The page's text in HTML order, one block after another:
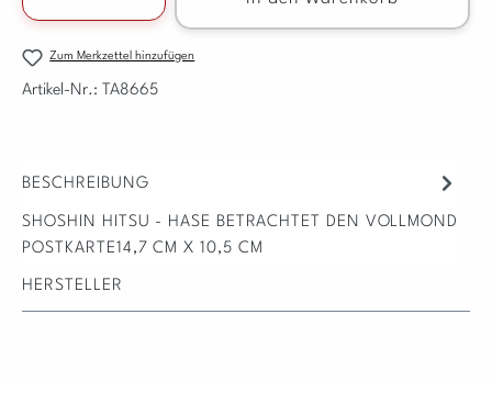
Zum Merkzettel hinzufügen
Artikel-Nr.: TA8665
BESCHREIBUNG
SHOSHIN HITSU - HASE BETRACHTET DEN VOLLMOND
POSTKARTE14,7 CM X 10,5 CM
HERSTELLER